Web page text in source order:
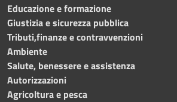
Educazione e formazione
Giustizia e sicurezza pubblica
Tributi,finanze e contravvenzioni
Ambiente
Salute, benessere e assistenza
Autorizzazioni
Agricoltura e pesca